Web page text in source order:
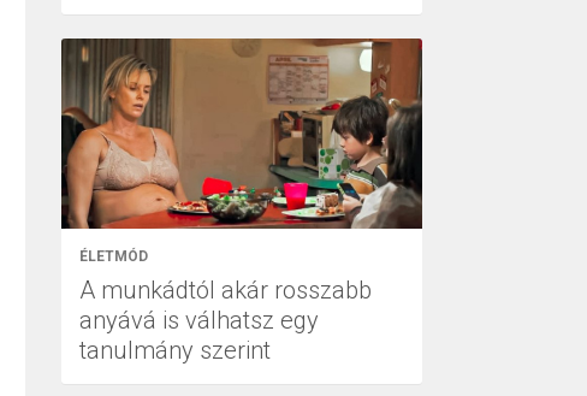
ÉLETMÓD
A munkádtól akár rosszabb
anyává is válhatsz egy
tanulmány szerint